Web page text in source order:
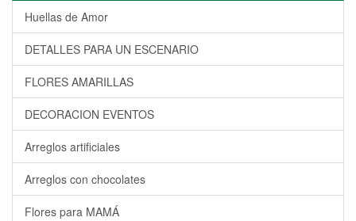
Huellas de Amor
DETALLES PARA UN ESCENARIO
FLORES AMARILLAS
DECORACION EVENTOS
Arreglos artificiales
Arreglos con chocolates
Flores para MAMÁ